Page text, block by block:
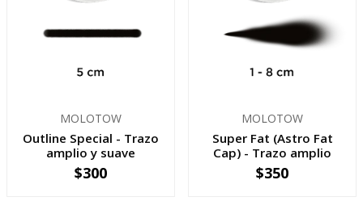
MOLOTOW
Outline Special - Trazo
amplio y suave
+
$300
MOLOTOW
Super Fat (Astro Fat
Cap ) - Trazo amplio
+
$350